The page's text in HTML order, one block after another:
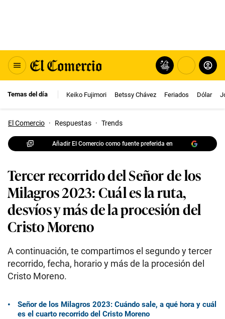
Temas del día Keiko Fujimori Betssy Chávez Feriados Dólar
El Comercio · Respuestas · Trends
Añadir El Comercio como fuente preferida en
Tercer recorrido del Señor de los
Milagros 2023: Cuál es la ruta,
desvíos y más de la procesión del
Cristo Moreno
A continuación, te compartimos el segundo y tercer
recorrido, fecha, horario y más de la procesión del
Cristo Moreno.
Señor de los Milagros 2023: Cuándo sale, a qué hora y cuál
es el cuarto recorrido del Cristo Moreno